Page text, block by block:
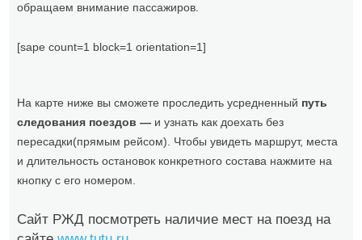
обращаем внимание пассажиров.
[sape count=1 block=1 orientation=1]
На карте ниже вы сможете проследить усредненный путь
следования поездов — и узнать как доехать без
пересадки(прямым рейсом). Чтобы увидеть маршрут, места
и длительность остановок конкретного состава нажмите на
кнопку с его номером.
Сайт РЖД посмотреть наличие мест на поезд на